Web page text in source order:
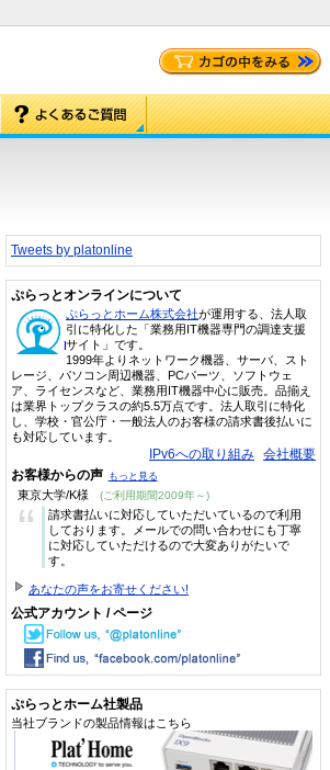
Tweets by platonline
ぷらっとオンラインについて
ぷらっとホーム株式会社が運用する、法人取
引に特化した「業務用IT機器専門の調達支援
サイト」です。
1999年よりネットワーク機器、サーバ、スト
レージ、パソコン周辺機器、PCパーツ、ソフトウェ
ア、ライセンスなど、業務用IT機器中心に販売。品揃え
は業界トップクラスの約5.5万点です。法人取引に特化
し、学校・官公庁・一般法人のお客様の請求書後払いに
も対応しています。
IPv6への取り組み 会社概要
お客様からの声 もっと見る
東京大学/K様 (ご利用期間2009年～)
“
請求書払いに対応していただいているので利用
しております。メールでの問い合わせにも丁寧
に対応していただけるので大変ありがたいで
す。
あなたの声をお寄せください!
公式アカウント / ページ
ぷらっとホーム社製品
当社ブランドの製品情報はこちら